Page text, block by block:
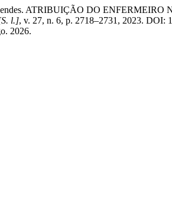
ATRIBUIÇÃO DO
l.], v. 27, n. 6, p. 2718–2731, 2023. DOI:
2026.